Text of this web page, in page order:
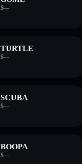
$—
TURTLE
$—
SCUBA
$—
BOOPA
$—